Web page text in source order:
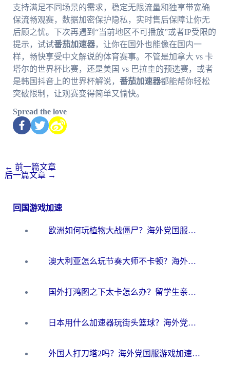
支持满足不同场景的需求，稳定无限流量和独享带宽确
保流畅观赛，数据加密保护隐私，实时售后保障让你无
后顾之忧。下次再遇到“当前地区不可播放”或者IP受限的
提示，试试番茄加速器，让你在国外也能像在国内一
样，畅快享受中文解说的体育赛事。不管是加拿大 vs 卡
塔尔的世界杯比赛，还是美国 vs 巴拉圭的预选赛，或者
是韩国抖音上的世界杯解说， 番茄加速器都能帮你轻松
突破限制，让观赛变得简单又愉快。
Spread the love
← 前一篇文章
后一篇文章 →
回国游戏加速
欧洲如何玩植物大战僵尸？海外党国服游戏加速避坑指南（附实测对比）
澳大利亚怎么玩节奏大师不卡顿？海外党国服游戏加速终极指南
国外打鸿图之下太卡怎么办？留学生亲测有效的国服游戏加速方案
日本用什么加速器玩街头篮球？海外党国服游戏不卡顿的终极攻略
外国人打刀塔2吗？海外党国服游戏加速避坑全攻略